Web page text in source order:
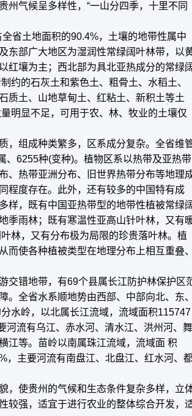
州气候呈多样性，“一山分四季，十里不同
土地面积的90.4%，土壤的地带性属中
东部广大地区为湿润性常绿阔叶林带，以
红壤为主；西北部为具北亚热成分的常绿阔
约的石灰土和紫色土、粗骨土、水稻土、
质土、山地草甸土、红粘土、新积土等土
明显不足，可用于农、林、牧业的土壤仅
组成种类繁多，区系成分复杂。全省维
、6255种(变种)。植物区系以热带及亚热带
、热带亚洲分布、旧世界热带分布等地理
程度存在。此外，还有较多的中国特有成
样，既有中国亚热带型的地带性植被常绿阔
季雨林；既有寒温性亚高山针叶林，又有
林，又有分布极为局限的珍贵落叶林。植
使各种植被类型在地理分布上相互重叠、
错地带，有69个县属长江防护林保护区
。全省水系顺地势由西部、中部向北、东、
水岭，以北属长江流域，流域面积115747
河流有乌江、赤水河、清水江、洪州河、舞
江等。苗岭以南属珠江流域，流域面 积
，主要河流有南盘江、北盘江、红水河、
使贵州的气候和生态条件复杂多样，立
较强，适宜于进行农业的整体综合开发，